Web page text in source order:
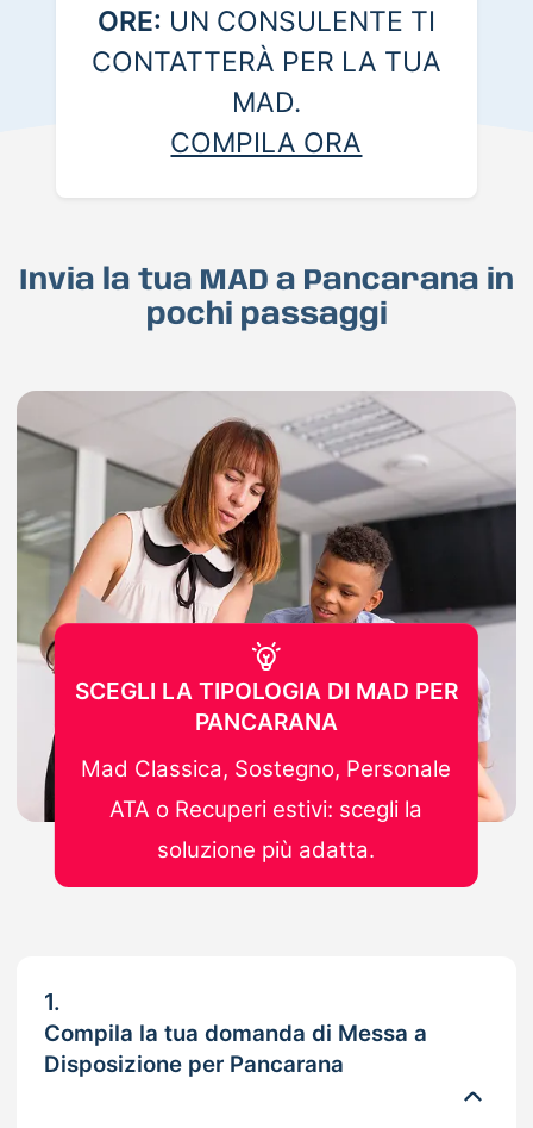
ORE: UN CONSULENTE TI
CONTATTERÀ PER LA TUA
MAD.
COMPILA ORA
Invia la tua MAD a Pancarana in
pochi passaggi
1.
Compila la tua domanda di Messa a
Disposizione per Pancarana
SCEGLI LA TIPOLOGIA DI MAD PER
PANCARANA
Mad Classica, Sostegno, Personale
ATA o Recuperi estivi: scegli la
soluzione più adatta.